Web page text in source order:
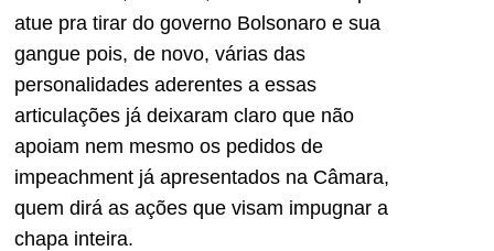
atue pra tirar do governo Bolsonaro e sua
gangue pois, de novo, várias das
personalidades aderentes a essas
articulações já deixaram claro que não
apoiam nem mesmo os pedidos de
impeachment já apresentados na Câmara,
quem dirá as ações que visam impugnar a
chapa inteira.